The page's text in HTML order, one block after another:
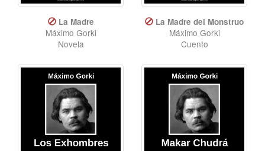
La Madre
Máximo Gorki
Novela
La Madre del Monstruo
Máximo Gorki
Cuento